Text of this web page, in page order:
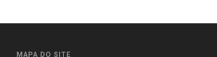
MAPA DO SITE